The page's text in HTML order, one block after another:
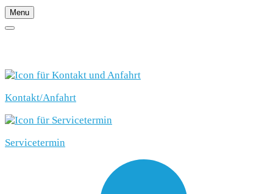
Menu
Kontakt/Anfahrt
Servicetermin